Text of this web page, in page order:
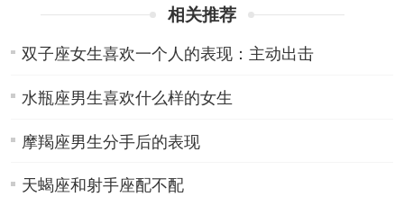
相关推荐
双子座女生喜欢一个人的表现：主动出击
水瓶座男生喜欢什么样的女生
摩羯座男生分手后的表现
天蝎座和射手座配不配